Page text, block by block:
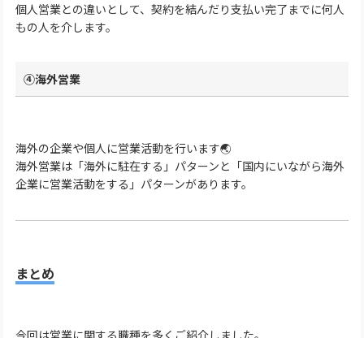
個人営業との違いとして、契約を結んだり支払い完了までに何人
もの人を介します。
④海外営業
海外の企業や個人に営業活動を行います🌏
海外営業は「海外に駐在する」パターンと「国内にいながら海外
企業に営業活動をする」パターンがあります。
まとめ
今回は営業に関する職種を多くご紹介しました。